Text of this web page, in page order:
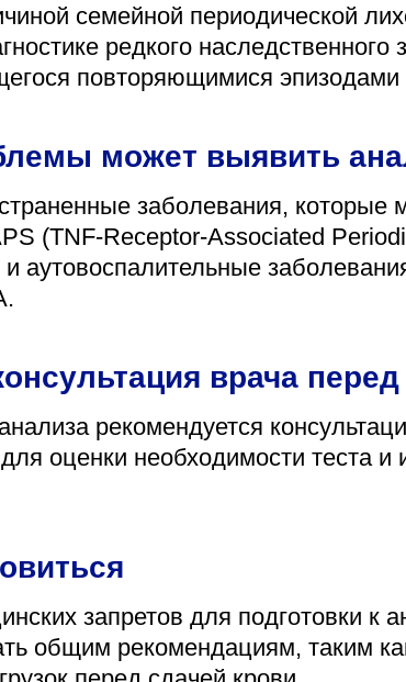
семейной периодической
редкого наследственного
повторяющимися эпизодами
может выявить
заболевания, которые
(TNF-Receptor-Associated
аутовоспалительные
врача
рекомендуется
оценки необходимости теста и
запретов для подготовки к
общим рекомендациям, таким